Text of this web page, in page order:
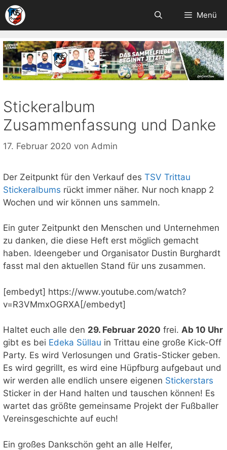
Zum
Inhalt
springen
Menü
Stickeralbum
Zusammenfassung und Danke
17. Februar 2020 von Admin
Der Zeitpunkt für den Verkauf des TSV Trittau
Stickeralbums rückt immer näher. Nur noch knapp 2
Wochen und wir können uns sammeln.
Ein guter Zeitpunkt den Menschen und Unternehmen
zu danken, die diese Heft erst möglich gemacht
haben. Ideengeber und Organisator Dustin Burghardt
fasst mal den aktuellen Stand für uns zusammen.
[embedyt] https://www.youtube.com/watch?
v=R3VMmxOGRXA[/embedyt]
Haltet euch alle den 29. Februar 2020 frei. Ab 10 Uhr
gibt es bei Edeka Süllau in Trittau eine große Kick-Off
Party. Es wird Verlosungen und Gratis-Sticker geben.
Es wird gegrillt, es wird eine Hüpfburg aufgebaut und
wir werden alle endlich unsere eigenen Stickerstars
Sticker in der Hand halten und tauschen können! Es
wartet das größte gemeinsame Projekt der Fußballer
Vereinsgeschichte auf euch!
Ein großes Dankschön geht an alle Helfer,